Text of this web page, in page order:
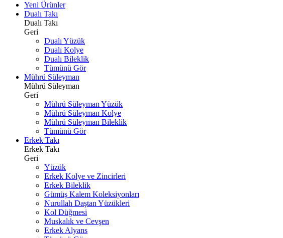
Yeni Ürünler
Dualı Takı
Dualı Takı
Geri
Dualı Yüzük
Dualı Kolye
Dualı Bileklik
Tümünü Gör
Mührü Süleyman
Mührü Süleyman
Geri
Mührü Süleyman Yüzük
Mührü Süleyman Kolye
Mührü Süleyman Bileklik
Tümünü Gör
Erkek Takı
Erkek Takı
Geri
Yüzük
Erkek Kolye ve Zincirleri
Erkek Bileklik
Gümüş Kalem Koleksiyonları
Nurullah Daştan Yüzükleri
Kol Düğmesi
Muskalık ve Cevşen
Erkek Alyans